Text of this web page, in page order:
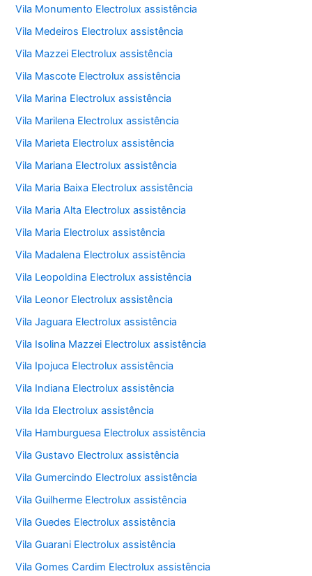
Vila Monumento Electrolux assistência
Vila Medeiros Electrolux assistência
Vila Mazzei Electrolux assistência
Vila Mascote Electrolux assistência
Vila Marina Electrolux assistência
Vila Marilena Electrolux assistência
Vila Marieta Electrolux assistência
Vila Mariana Electrolux assistência
Vila Maria Baixa Electrolux assistência
Vila Maria Alta Electrolux assistência
Vila Maria Electrolux assistência
Vila Madalena Electrolux assistência
Vila Leopoldina Electrolux assistência
Vila Leonor Electrolux assistência
Vila Jaguara Electrolux assistência
Vila Isolina Mazzei Electrolux assistência
Vila Ipojuca Electrolux assistência
Vila Indiana Electrolux assistência
Vila Ida Electrolux assistência
Vila Hamburguesa Electrolux assistência
Vila Gustavo Electrolux assistência
Vila Gumercindo Electrolux assistência
Vila Guilherme Electrolux assistência
Vila Guedes Electrolux assistência
Vila Guarani Electrolux assistência
Vila Gomes Cardim Electrolux assistência